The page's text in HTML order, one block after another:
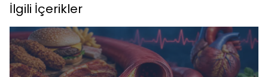
İlgili İçerikler